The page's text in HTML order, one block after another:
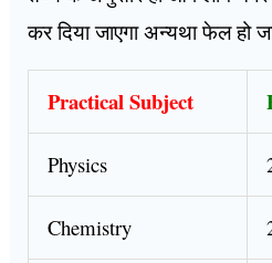
कर दिया जाएगा अन्यथा फेल हो
Practical Subject
Physics
Chemistry